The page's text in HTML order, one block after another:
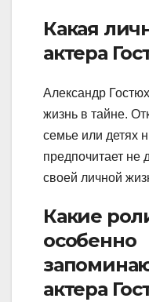
Какая
актера
Александр
жизнь в тайне.
семье или детях
предпочитает не
своей личной
Какие
особенно
актера